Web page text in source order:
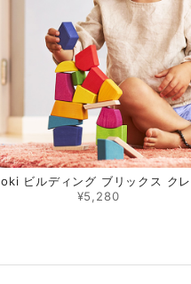
ビルディング ブリックス ク
¥5,280